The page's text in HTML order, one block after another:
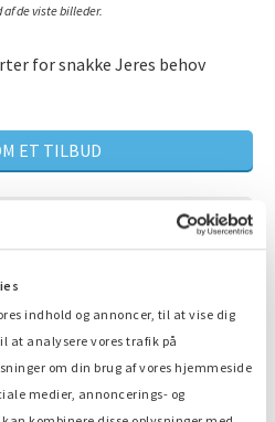
indhold og annoncer, til at vise dig
at analysere vores trafik på
om din brug af vores hjemmeside
medier, annoncerings- og
af de viste billeder.
for snakke Jeres behov
ET TILBUD
med vedligeholdelse
til at finde løsningen på dit